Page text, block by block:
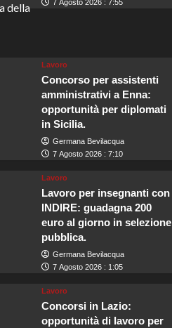
7 Agosto 2026 : 7:55
Lavoro
Concorso per assistenti
amministrativi a Enna:
opportunità per diplomati
in Sicilia.
Germana Bevilacqua
7 Agosto 2026 : 7:10
Lavoro
Lavoro per insegnanti con
INDIRE: guadagna 200
euro al giorno in selezione
pubblica.
Germana Bevilacqua
7 Agosto 2026 : 1:05
Lavoro
Concorsi in Lazio:
opportunità di lavoro per